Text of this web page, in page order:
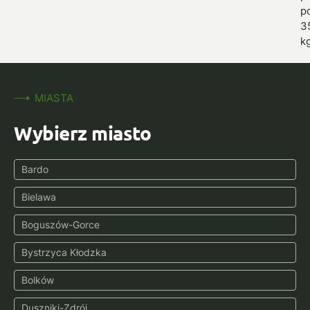
MIASTA
Wybierz miasto
Bardo
Bielawa
Boguszów-Gorce
Bystrzyca Kłodzka
Bolków
Duszniki-Zdrój